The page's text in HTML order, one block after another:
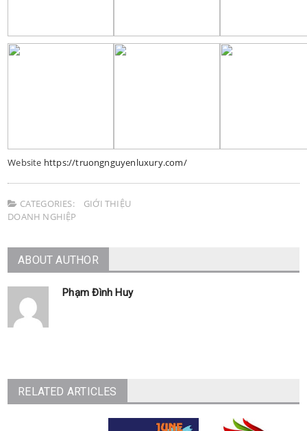
Website https://truongnguyenluxury.com/
CATEGORIES:
GIỚI THIỆU
DOANH NGHIỆP
ABOUT AUTHOR
Phạm Đình Huy
RELATED ARTICLES